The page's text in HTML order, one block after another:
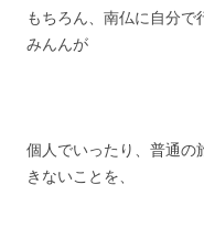
もちろん、南仏に自分
みんんが
個人でいったり、普通の
きないことを、